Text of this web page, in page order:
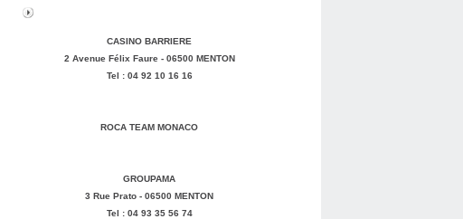
CASINO BARRIERE
2 Avenue Félix Faure - 06500 MENTON
Tel : 04 92 10 16 16
ROCA TEAM MONACO
GROUPAMA
3 Rue Prato - 06500 MENTON
Tel : 04 93 35 56 74